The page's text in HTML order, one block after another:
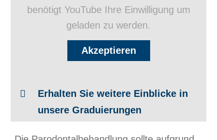
benötigt YouTube Ihre Einwilligung um
geladen zu werden.
Akzeptieren
Erhalten Sie weitere Einblicke in
unsere Graduierungen